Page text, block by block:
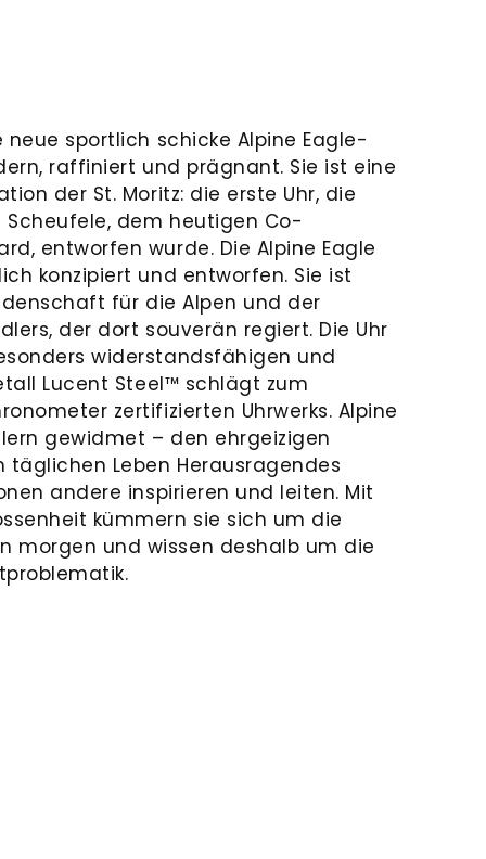
neue sportlich schicke Alpine Eagle-
raffiniert und prägnant. Sie ist eine
der St. Moritz: die erste Uhr, die
Scheufele, dem heutigen Co-
entworfen wurde. Die Alpine Eagle
konzipiert und entworfen. Sie ist
für die Alpen und der
der dort souverän regiert. Die Uhr
widerstandsfähigen und
Lucent Steel™ schlägt zum
zertifizierten Uhrwerks. Alpine
gewidmet – den ehrgeizigen
täglichen Leben Herausragendes
andere inspirieren und leiten. Mit
kümmern sie sich um die
morgen und wissen deshalb um die